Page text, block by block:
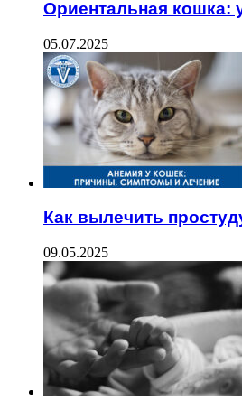
Ориентальная
05.07.2025
Как вылечить
09.05.2025